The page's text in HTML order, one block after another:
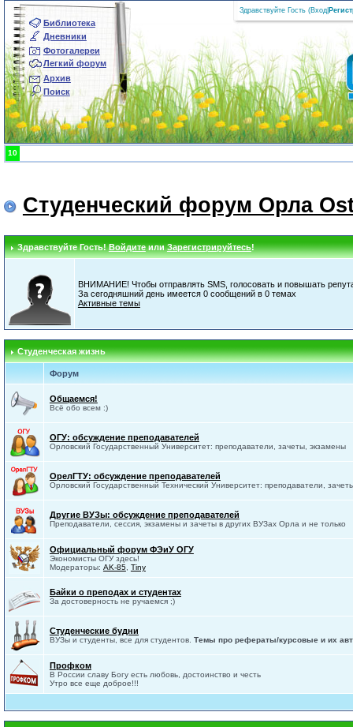
Библиотека
Дневники
Фотогалереи
Легкий форум
Архив
Поиск
Здравствуйте Гость (Вход
10
Студенческий форум Орла
Здравствуйте Гость!ВойдитеилиЗарегистрируйтесь!
ВНИМАНИЕ! Чтобы отправлять SMS, голосовать и повышать
За сегодняшний день имеется 0 сообщений в 0 темах
Активные темы
Студенческая жизнь
Форум
Общаемся!
Всё обо всем :)
ОГУ: обсуждение преподавателей
Орловский Государственный Университет: преподаватели, зачеты, экзамены
ОрелГТУ: обсуждение преподавателей
Орловский Государственный Технический Университет: преподаватели,
Другие ВУЗы: обсуждение преподавателей
Преподаватели, сессия, экзамены и зачеты в других ВУЗах Орла и не только
Официальный форум ФЭиУ ОГУ
Экономисты ОГУ здесь!
Модераторы: AK-85, Tiny
Байки о преподах и студентах
За достоверность не ручаемся ;)
Студенческие будни
ВУЗы и студенты, все для студентов. Темы про рефераты/курсовые и их
Профком
В России славу Богу есть любовь, достоинство и честь
Утро все еще доброе!!!